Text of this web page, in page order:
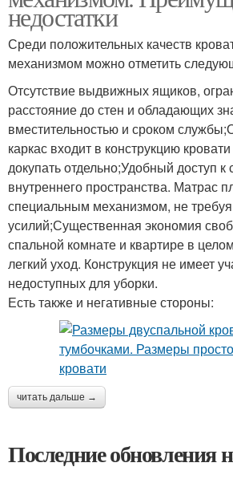
недостатки
Среди положительных качеств
механизмом можно отметить
Отсутствие выдвижных ящиков,
расстояние до стен и обладающих
вместительностью и сроком
каркас входит в конструкцию
докупать отдельно;Удобный доступ
внутреннего пространства. Матрас
специальным механизмом, не
усилий;Существенная экономия
спальной комнате и квартире в
легкий уход. Конструкция не имеет
недоступных для уборки.
Есть также и негативные стороны:
читать дальше →
Последние обновления